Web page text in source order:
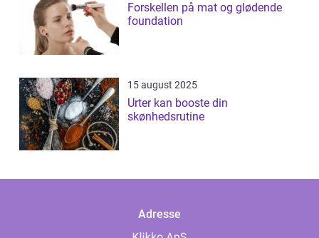
Forskellen på mat og glødende
foundation
15 august 2025
Urter kan booste din
skønhedsrutine
Adresse